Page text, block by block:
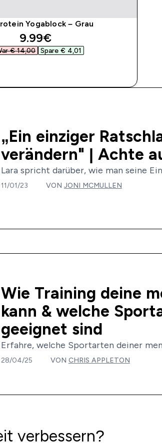
Yogablock – Grau
discounted price
9.99€‎
€ 14,00‎ Spare € 4,01‎
„Ein einziger
verändern" | Achte
Lara spricht darüber, wie man seine
11/01/23 VON JONI MCMULLEN
Wie Training deine
kann & welche
geeignet sind
Erfahre, welche Sportarten deiner
28/04/25 VON CHRIS APPLETON
verbessern?